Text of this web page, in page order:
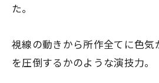
た。
視線の動きから所作全てに色気
を圧倒するかのような演技力。